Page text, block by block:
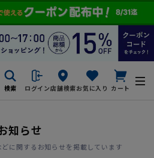
検索 ログイン店舗検索お気に入り カート
知らせ
に関するお知らせを掲載しています